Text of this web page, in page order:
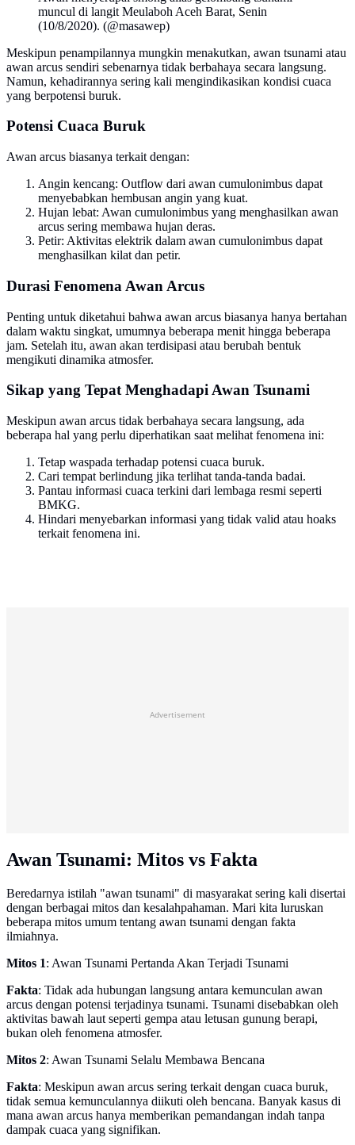
muncul di langit Meulaboh Aceh Barat, Senin
(10/8/2020). (@masawep)
Meskipun penampilannya mungkin menakutkan, awan tsunami atau
awan arcus sendiri sebenarnya tidak berbahaya secara langsung.
Namun, kehadirannya sering kali mengindikasikan kondisi cuaca
yang berpotensi buruk.
Potensi Cuaca Buruk
Awan arcus biasanya terkait dengan:
Angin kencang: Outflow dari awan cumulonimbus dapat
menyebabkan hembusan angin yang kuat.
Hujan lebat: Awan cumulonimbus yang menghasilkan awan
arcus sering membawa hujan deras.
Petir: Aktivitas elektrik dalam awan cumulonimbus dapat
menghasilkan kilat dan petir.
Durasi Fenomena Awan Arcus
Penting untuk diketahui bahwa awan arcus biasanya hanya bertahan
dalam waktu singkat, umumnya beberapa menit hingga beberapa
jam. Setelah itu, awan akan terdisipasi atau berubah bentuk
mengikuti dinamika atmosfer.
Sikap yang Tepat Menghadapi Awan Tsunami
Meskipun awan arcus tidak berbahaya secara langsung, ada
beberapa hal yang perlu diperhatikan saat melihat fenomena ini:
Tetap waspada terhadap potensi cuaca buruk.
Cari tempat berlindung jika terlihat tanda-tanda badai.
Pantau informasi cuaca terkini dari lembaga resmi seperti
BMKG.
Hindari menyebarkan informasi yang tidak valid atau hoaks
terkait fenomena ini.
Advertisement
Awan Tsunami: Mitos vs Fakta
Beredarnya istilah "awan tsunami" di masyarakat sering kali disertai
dengan berbagai mitos dan kesalahpahaman. Mari kita luruskan
beberapa mitos umum tentang awan tsunami dengan fakta
ilmiahnya.
Mitos 1: Awan Tsunami Pertanda Akan Terjadi Tsunami
Fakta: Tidak ada hubungan langsung antara kemunculan awan
arcus dengan potensi terjadinya tsunami. Tsunami disebabkan oleh
aktivitas bawah laut seperti gempa atau letusan gunung berapi,
bukan oleh fenomena atmosfer.
Mitos 2: Awan Tsunami Selalu Membawa Bencana
Fakta: Meskipun awan arcus sering terkait dengan cuaca buruk,
tidak semua kemunculannya diikuti oleh bencana. Banyak kasus di
mana awan arcus hanya memberikan pemandangan indah tanpa
dampak cuaca yang signifikan.